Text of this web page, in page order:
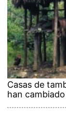
Casas de
han